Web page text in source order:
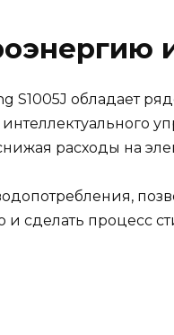
S1005J обладает
расходы на
и сделать процесс